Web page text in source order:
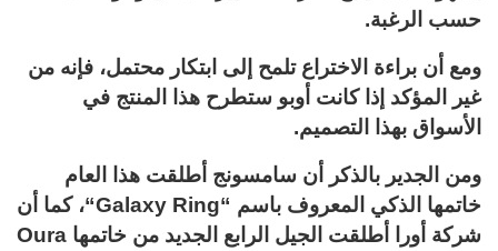
حسب الرغبة.
ومع أن براءة الاختراع تلمح إلى ابتكار محتمل، فإنه من
غير المؤكد إذا كانت أوبو ستطرح هذا المنتج في
الأسواق بهذا التصميم.
ومن الجدير بالذكر أن سامسونج أطلقت هذا العام
خاتمها الذكي المعروف باسم “Galaxy Ring“، كما أن
شركة أورا أطلقت الجيل الرابع الجديد من خاتمها Oura